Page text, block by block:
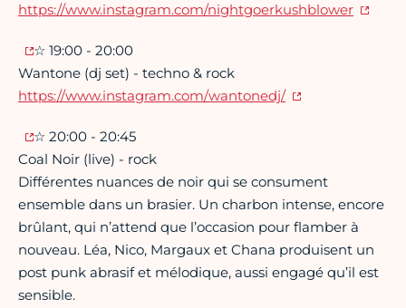
https://www.instagram.com/nightgoerkushblower
☆ 19:00 - 20:00
Wantone (dj set) - techno & rock
https://www.instagram.com/wantonedj/
☆ 20:00 - 20:45
Coal Noir (live) - rock
Différentes nuances de noir qui se consument
ensemble dans un brasier. Un charbon intense, encore
brûlant, qui n’attend que l’occasion pour flamber à
nouveau. Léa, Nico, Margaux et Chana produisent un
post punk abrasif et mélodique, aussi engagé qu’il est
sensible.